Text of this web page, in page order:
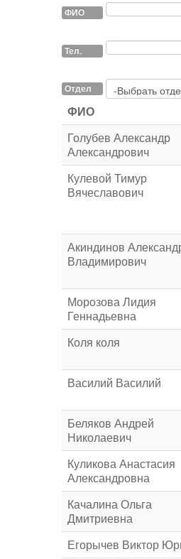
ФИО
Тел.
Отдел
ФИО
Голубев Александр
Александрович
Кулевой Тимур
Вячеславович
Акиндинов
Владимирович
Морозова Лидия
Геннадьевна
Коля коля
Василий Василий
Беляков Андрей
Николаевич
Куликова Анастасия
Александровна
Качалина Ольга
Дмитриевна
Егорычев Виктор